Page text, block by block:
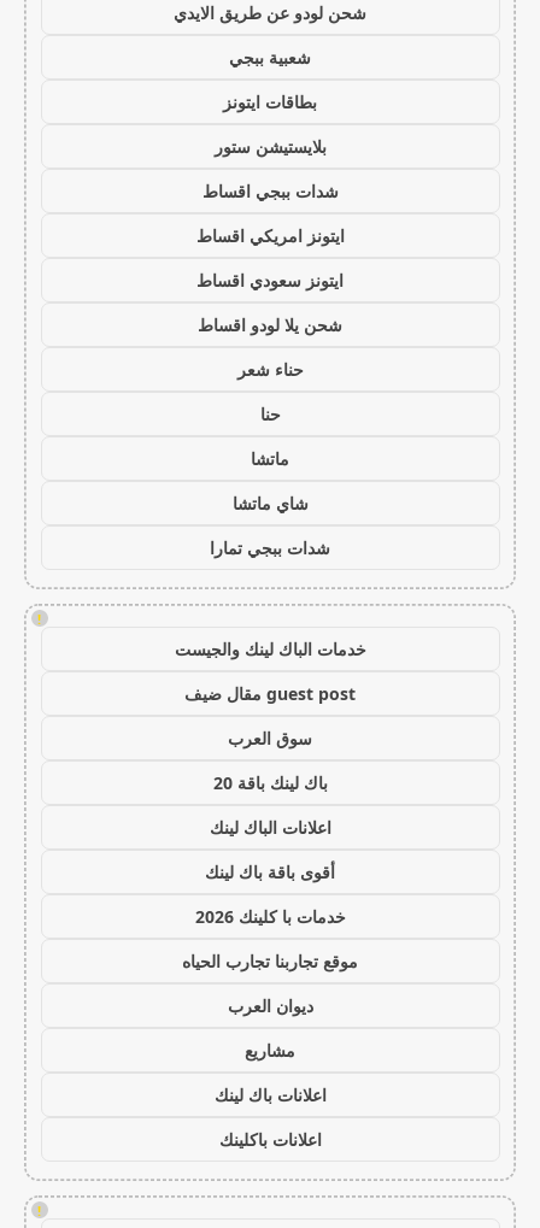
شحن لودو عن طريق الايدي
شعبية ببجي
بطاقات ايتونز
بلايستيشن ستور
شدات ببجي اقساط
ايتونز امريكي اقساط
ايتونز سعودي اقساط
شحن يلا لودو اقساط
حناء شعر
حنا
ماتشا
شاي ماتشا
شدات ببجي تمارا
!
خدمات الباك لينك والجيست
guest post مقال ضيف
سوق العرب
باك لينك باقة 20
اعلانات الباك لينك
أقوى باقة باك لينك
خدمات با كلينك 2026
موقع تجاربنا تجارب الحياه
ديوان العرب
مشاريع
اعلانات باك لينك
اعلانات باكلينك
!